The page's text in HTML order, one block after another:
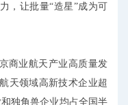
，让批量“造星”成为可
商业航天产业高质量发
天领域高新技术企业超
独角兽企业均占全国半